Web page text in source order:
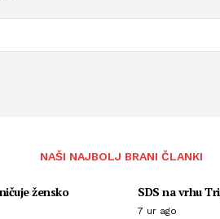
NAŠI NAJBOLJ BRANI ČLANKI
žensko
SDS na vrhu
7 ur ago